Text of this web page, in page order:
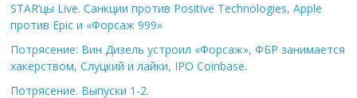
STAR’цы Live. Санкции против Positive Technologies, Apple
против Epic и «Форсаж 999»
Потрясение: Вин Дизель устроил «Форсаж», ФБР занимается
хакерством, Слуцкий и лайки, IPO Coinbase.
Потрясение. Выпуски 1-2.